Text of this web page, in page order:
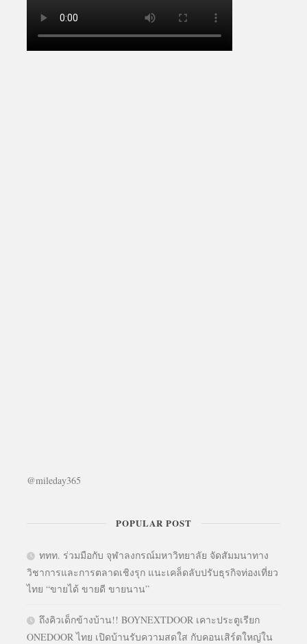
@mileday365
POPULAR POST
ททท. ร่วมมือกับ จุฬาลงกรณ์มหาวิทยาลัย จัดสัมมนาทาง
วิชาการและการตลาดเชิงรุก แนะเคล็ดลับปรับธุรกิจท่องเที่ยว
ไทย “ขายได้ ขายดี ขายนาน”
ถึงคิวเด็กข้างบ้าน!! BOYNEXTDOOR เคาะประตูเรียก
ONEDOOR ไทย เปิดบ้านรับความสดใส กับคอนเสิร์ตใหญ่ใน